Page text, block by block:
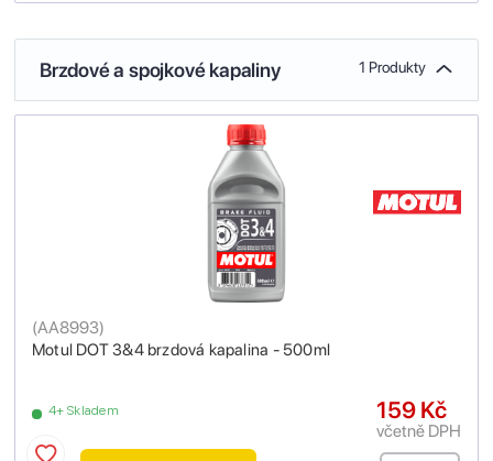
Brzdové a spojkové kapaliny 1 Produkty
Motul DOT 3&4 brzdová kapalina - 500ml
(AA8993)
4+ Skladem 159 Kč
včetně DPH